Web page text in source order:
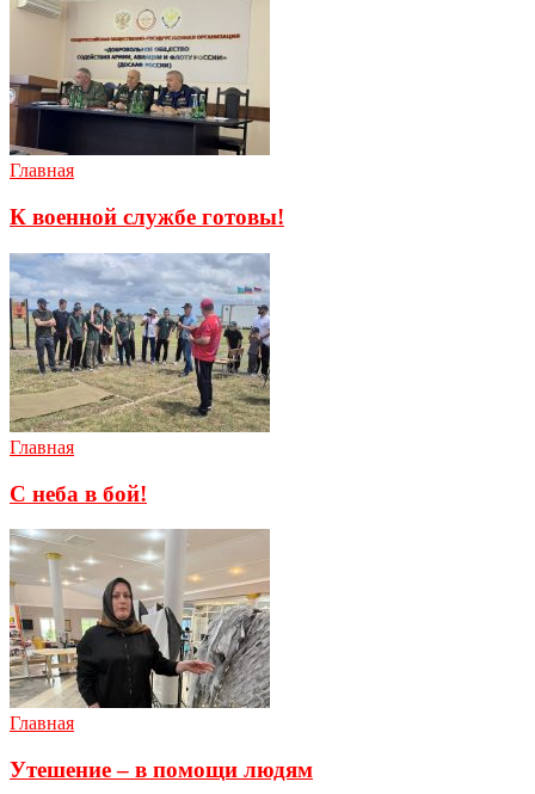
Главная
К военной службе готовы!
Главная
С неба в бой!
Главная
Утешение – в помощи людям